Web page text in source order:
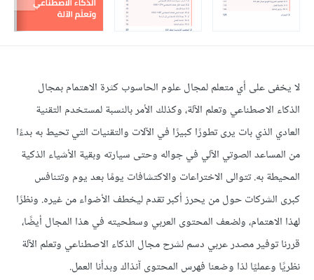
لا يخفى على أي متعلم لمجال علوم الحاسوب كثرة الاهتمام بمجال
الذكاء الاصطناعي وتعلم الآلة، وكذلك الأمر بالنسبة لمستخدم التقنية
العادي الذي بات يرى تطورًا كبيرًا في الآلات والتقنيات التي تحيط به بدءًا
من المساعد الصوتي الآلي في جواله وحتى سيارته وبقية الأشياء الذكية
المحيطة به. تتوالى الاختراعات والاكتشافات يومًا بعد يوم وتتنافس
كبرى الشركات حول من يحرز أكبر تقدم ليخطف الأضواء من غيره. ونظرًا
لهذا الاهتمام، ولضعف المحتوى العربي وسطحيته في هذا المجال أيضًا،
قررنا توفير مصدر عربي دسم لشرح مجال الذكاء الاصطناعي وتعلم الآلة
نظريًا وعمليًا لذا وضعنا فهرس المحتوى آنذاك وبدأنا العمل.